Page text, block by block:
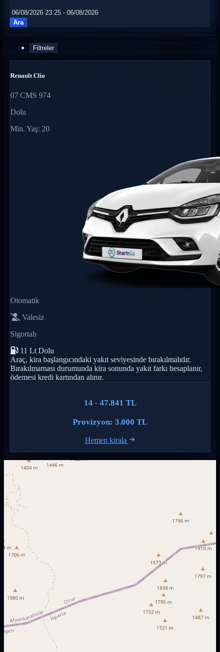
Ara
Filtreler
Renault Clio
07 CMS 974
Dolu
Min. Yaş: 20
Otomatik
Valesiz
Sigortalı
11 Lt Dolu
Araç, kira başlangıcındaki yakıt seviyesinde bırakılmalıdır.
Bırakılmaması durumunda kira sonunda yakıt farkı hesaplanır,
ödemesi kredi kartından alınır.
14 - 47.841 TL
Provizyon: 3.000 TL
Hemen kirala